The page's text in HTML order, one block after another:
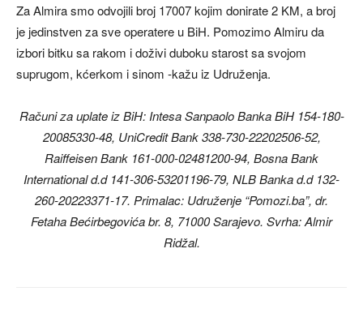
Za Almira smo odvojili broj 17007 kojim donirate 2 KM, a broj
je jedinstven za sve operatere u BiH. Pomozimo Almiru da
izbori bitku sa rakom i doživi duboku starost sa svojom
suprugom, kćerkom i sinom -kažu iz Udruženja.
Računi za uplate iz BiH: Intesa Sanpaolo Banka BiH 154-180-
20085330-48, UniCredit Bank 338-730-22202506-52,
Raiffeisen Bank 161-000-02481200-94, Bosna Bank
International d.d 141-306-53201196-79, NLB Banka d.d 132-
260-20223371-17. Primalac: Udruženje “Pomozi.ba”, dr.
Fetaha Bećirbegovića br. 8, 71000 Sarajevo. Svrha: Almir
Ridžal.